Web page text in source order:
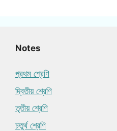
Notes
প্রথম শ্রেণি
দ্বিতীয় শ্রেণি
তৃতীয় শ্রেণি
চতুর্থ শ্রেণি